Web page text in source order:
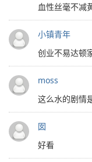
血性丝毫不减
小镇青年
创业不易达顿
moss
这么水的剧情
囡
好看